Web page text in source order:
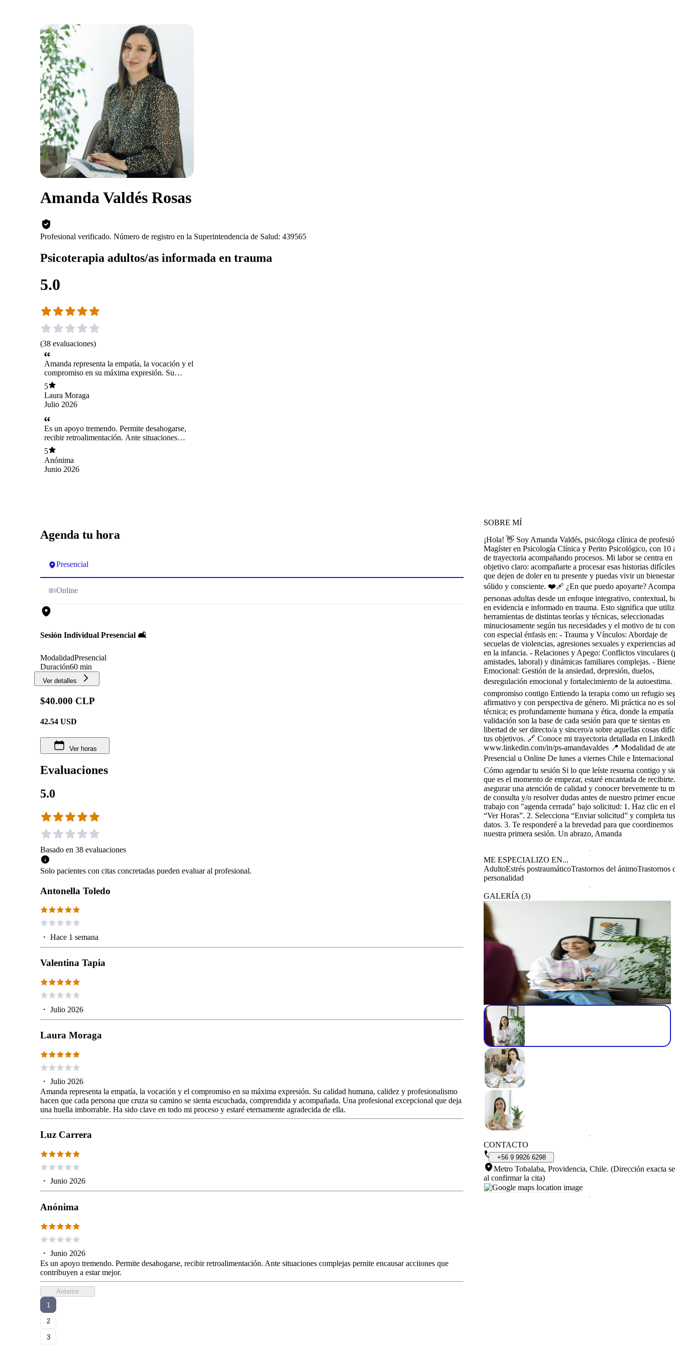
Amanda Valdés Rosas
Profesional verificado. Número de registro en la Superintendencia de Salud: 439565
Psicoterapia adultos/as informada en trauma
5.0
(38 evaluaciones)
Amanda representa la empatía, la vocación y el
compromiso en su máxima expresión. Su
calidad humana, calidez y profesionalismo
hacen que cada persona que cruza su camino se
sienta escuchada, comprendida y acompañada.
Una profesional excepcional que deja una huella
imborrable. Ha sido clave en todo mi proceso y
estaré eternamente agradecida de ella.
5
Laura Moraga
Julio 2026
Es un apoyo tremendo. Permite desahogarse,
recibir retroalimentación. Ante situaciones
complejas pernite encausar acciiones que
contribuyen a estar mejor.
5
Anónima
Junio 2026
Agenda tu hora
Presencial
Online
Sesión Individual Presencial 🛋️
ModalidadPresencial
Duración60 min
Ver detalles
$40.000 CLP
42.54 USD
Ver horas
Evaluaciones
5.0
Basado en 38 evaluaciones
Solo pacientes con citas concretadas pueden evaluar al profesional.
Antonella Toledo
・ Hace 1 semana
Valentina Tapia
・ Julio 2026
Laura Moraga
・ Julio 2026
Amanda representa la empatía, la vocación y el compromiso en su máxima expresión. Su calidad humana, calidez y profesionalismo
hacen que cada persona que cruza su camino se sienta escuchada, comprendida y acompañada. Una profesional excepcional que deja
una huella imborrable. Ha sido clave en todo mi proceso y estaré eternamente agradecida de ella.
Luz Carrera
・ Junio 2026
Anónima
・ Junio 2026
Es un apoyo tremendo. Permite desahogarse, recibir retroalimentación. Ante situaciones complejas pernite encausar acciiones que
contribuyen a estar mejor.
Anterior
1
2
3
SOBRE MÍ
¡Hola! 👋 Soy Amanda Valdés, psicóloga clínica de
Magíster en Psicología Clínica y Perito Psicológico, con 10
de trayectoria acompañando procesos. Mi labor se centra en
objetivo claro: acompañarte a procesar esas historias
que dejen de doler en tu presente y puedas vivir un bienestar
sólido y consciente. ❤️‍🩹 ¿En que puedo apoyarte?
personas adultas desde un enfoque integrativo, contextual,
en evidencia e informado en trauma. Esto significa que
herramientas de distintas teorías y técnicas, seleccionadas
minuciosamente según tus necesidades y el motivo de tu
con especial énfasis en: - Trauma y Vínculos: Abordaje de
secuelas de violencias, agresiones sexuales y experiencias
en la infancia. - Relaciones y Apego: Conflictos vinculares
amistades, laboral) y dinámicas familiares complejas. -
Emocional: Gestión de la ansiedad, depresión, duelos,
desregulación emocional y fortalecimiento de la
compromiso contigo Entiendo la terapia como un refugio
afirmativo y con perspectiva de género. Mi práctica no es
técnica; es profundamente humana y ética, donde la
validación son la base de cada sesión para que te sientas en
libertad de ser directo/a y sincero/a sobre aquellas cosas
tus objetivos. 🔗 Conoce mi trayectoria detallada en
www.linkedin.com/in/ps-amandavaldes 📍 Modalidad de
Presencial u Online De lunes a viernes Chile e
Cómo agendar tu sesión Si lo que leíste resuena contigo y
que es el momento de empezar, estaré encantada de
asegurar una atención de calidad y conocer brevemente tu
de consulta y/o resolver dudas antes de nuestro primer
trabajo con "agenda cerrada" bajo solicitud: 1. Haz clic en
“Ver Horas”. 2. Selecciona “Enviar solicitud” y completa tus
datos. 3. Te responderé a la brevedad para que coordinemos
nuestra primera sesión. Un abrazo, Amanda
ME ESPECIALIZO EN...
AdultoEstrés postraumáticoTrastornos del ánimoTrastornos
personalidad
GALERÍA (3)
CONTACTO
+56 9 9926 6298
Metro Tobalaba, Providencia, Chile. (Dirección exacta
al confirmar la cita)